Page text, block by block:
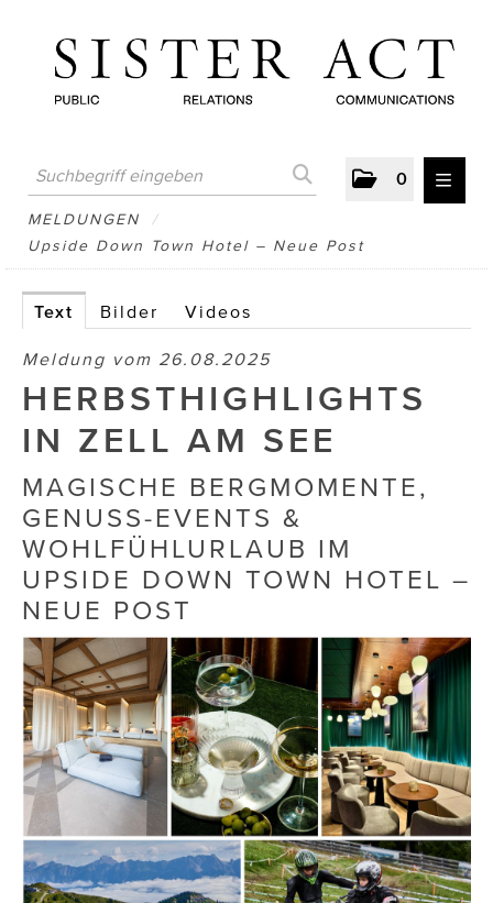
0
MELDUNGEN
ATELIER FĒ.
BERTRAMS
BewusstSchein
Brigitta Nemeth Art
CUBE
Die Dudlerei
Dominic Marcus Singer
Dominique Scharax – Move Mind Breath
Dr. Albert Fuchs
Élan Flow
Foodsavers
FREIHERZ
FRISTADS
FR!TZ EYEWEAR
MELDUNGEN
/
Upside Down Town Hotel – Neue Post
Text Bilder Videos
Meldung vom 26.08.2025
HERBSTHIGHLIGHTS
IN ZELL AM SEE
MAGISCHE BERGMOMENTE,
GENUSS-EVENTS &
WOHLFÜHLURLAUB IM
UPSIDE DOWN TOWN HOTEL –
NEUE POST